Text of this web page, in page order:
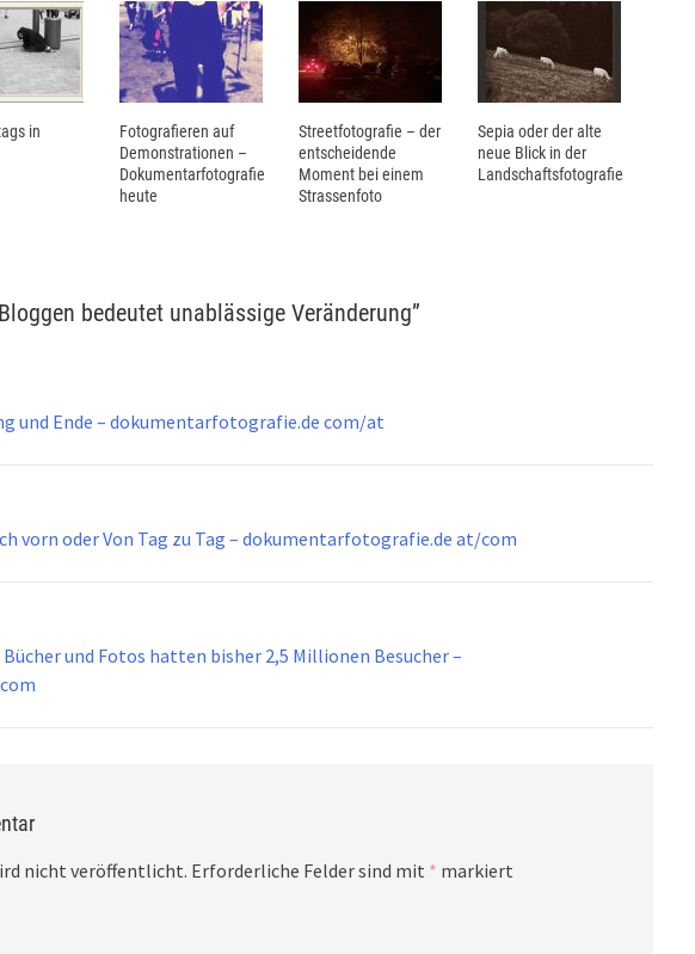
in
Fotografieren auf
Demonstrationen –
Dokumentarfotografie
heute
Streetfotografie – der
entscheidende
Moment bei einem
Strassenfoto
Sepia oder der alte
neue Blick in der
Landschaftsfotografie
bedeutet unablässige Veränderung”
und Ende – dokumentarfotografie.de com/at
vorn oder Von Tag zu Tag – dokumentarfotografie.de at/com
und Fotos hatten bisher 2,5 Millionen Besucher –
nicht veröffentlicht. Erforderliche Felder sind mit * markiert